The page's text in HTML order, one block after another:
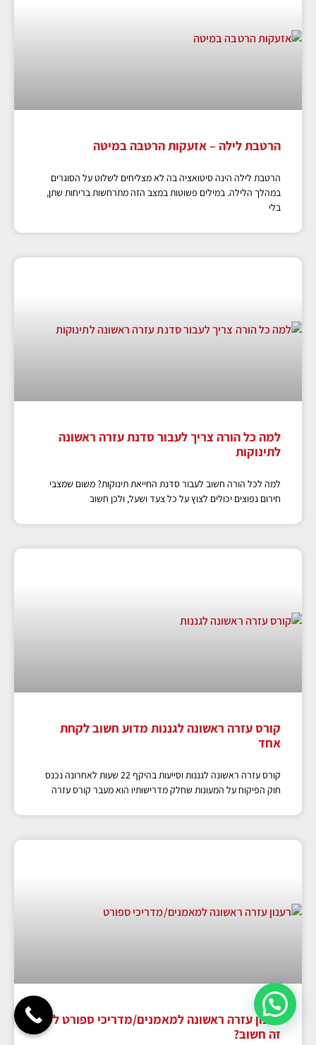
הרטבת לילה – אזעקות הרטבה במיטה
הרטבת לילה הינה סיטואציה בה לא מצליחים לשלוט על הסוגרים
במהלך הלילה. במילים פשוטות במצב הזה מתרחשות בריחות שתן,
בלי
למה כל הורה צריך לעבור סדנת עזרה ראשונה
לתינוקות
למה לכל הורה חשוב לעבור סדנת החייאת תינוקות? משום שמצבי
חירום נפוצים יכולים לצוץ על כל צעד ושעל, ולכן חשוב
קורס עזרה ראשונה לגננות מדוע חשוב לקחת
אחד
קורס עזרה ראשונה לגננות וסייעות בהיקף 22 שעות לאחרונה נכנס
חוק הפיקוח על המעונות שחלק מדרישותיו הוא מעבר קורס עזרה
רענון עזרה ראשונה למאמנים/מדריכי ספורט למה
זה חשוב?